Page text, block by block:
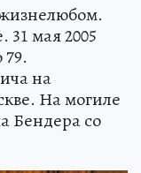
31 мая 2005
на
На могиле
Бендера со